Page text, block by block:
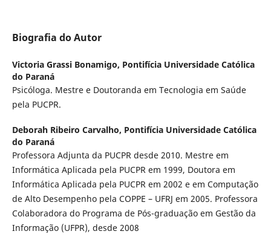
Biografia do Autor
Victoria Grassi Bonamigo, Pontifícia Universidade Católica
do Paraná
Psicóloga. Mestre e Doutoranda em Tecnologia em Saúde
pela PUCPR.
Deborah Ribeiro Carvalho, Pontifícia Universidade Católica
do Paraná
Professora Adjunta da PUCPR desde 2010. Mestre em
Informática Aplicada pela PUCPR em 1999, Doutora em
Informática Aplicada pela PUCPR em 2002 e em Computação
de Alto Desempenho pela COPPE – UFRJ em 2005. Professora
Colaboradora do Programa de Pós-graduação em Gestão da
Informação (UFPR), desde 2008